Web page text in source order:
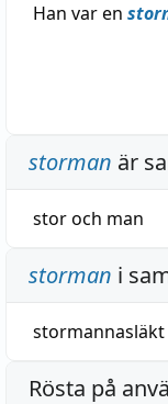
Han var en
storman är
storoch man
storman i
stormannasläkt
Rösta på